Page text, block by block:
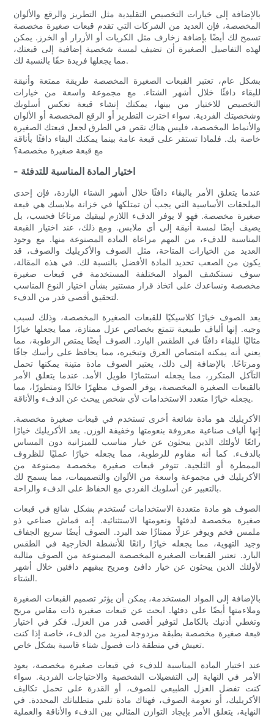
بالإضافة إلى خيارات التخصيص التقليدية مثل التطريز والرقع والألوان
المخصصة، فإن العديد من الشركات التي تقدم قبعات صغيرة مخصصة
تسمح لك أيضًا بإضافة زخارف مثل الكريات أو الأزرار أو الخرز. يمكن
لهذه التفاصيل الصغيرة أن تضيف لمسة شخصية إضافية إلى قبعتك،
مما يجعلها فريدة حقًا بالنسبة لك.
بشكل عام، تعتبر القبعات الصغيرة المخصصة طريقة ممتعة وأنيقة
للبقاء دافئًا خلال أشهر الشتاء. مع مجموعة واسعة من خيارات
التخصيص للاختيار من بينها، يمكنك إنشاء قبعة تعكس أسلوبك
وشخصيتك الفردية. سواء اخترت التطريز أو الرقع المخصصة أو الألوان
والأنماط المخصصة، فليس هناك نقص في الطرق لجعل قبعتك الصغيرة
خاصة بك. فلماذا تستقر على قبعة عامة بينما يمكنك البقاء دافئًا بأناقة
مع قبعة صغيرة مخصصة؟
- اختيار المادة المناسبة للتدفئة
عندما يتعلق الأمر بالبقاء دافئًا خلال أشهر الشتاء الباردة، فإن إحدى
الملحقات الأساسية التي يجب أن تمتلكها في خزانة ملابسك هي قبعة
صغيرة مخصصة. فهو لا يوفر الدفء اللازم ليبقيك مرتاحًا فحسب، بل
يضيف أيضًا لمسة أنيقة إلى أي ملابس. ومع ذلك، عند اختيار القبعة
المناسبة للدفء، من المهم مراعاة المادة المصنوعة منها. مع وجود
العديد من الخيارات المتاحة، مثل الصوف والأكريليك والصوف، قد
يكون من الصعب تحديد المادة الأفضل بالنسبة لك. في هذه المقالة،
سوف نستكشف المواد المختلفة المستخدمة في قبعات صغيرة
مخصصة ونساعدك على اتخاذ قرار مستنير بشأن اختيار النوع المناسب
لتحقيق أقصى قدر من الدفء.
يعد الصوف خيارًا كلاسيكيًا للقبعات الصغيرة المخصصة، وذلك لسبب
وجيه. إنها ألياف طبيعية تتمتع بخصائص عزل ممتازة، مما يجعلها خيارًا
مثاليًا للبقاء دافئًا في الطقس البارد. الصوف أيضًا يمتص الرطوبة، مما
يعني أنه يمكنه امتصاص العرق وتبخيره، مما يحافظ على رأسك جافًا
ومرتاحًا. بالإضافة إلى ذلك، يعتبر الصوف مادة متينة يمكنها تحمل
التآكل المتكرر، مما يجعله استثمارًا طويل الأمد. عندما يتعلق الأمر
بالقبعات الصغيرة المخصصة، يوفر الصوف مظهرًا خالدًا ومتطورًا، مما
يجعله خيارًا متعدد الاستخدامات لأي شخص يبحث عن الدفء والأناقة.
الأكريليك هو مادة شائعة أخرى تستخدم في قبعات صغيرة مخصصة.
إنها ألياف صناعية معروفة بنعومتها وخفيفة الوزن. يعد الأكريليك خيارًا
رائعًا لأولئك الذين يبحثون عن خيار مناسب للميزانية دون المساس
بالدفء. كما أنه مقاوم للرطوبة، مما يجعله خيارًا عمليًا للظروف
الممطرة أو الثلجية. تتوفر قبعات صغيرة مخصصة مصنوعة من
الأكريليك في مجموعة واسعة من الألوان والتصميمات، مما يسمح لك
بالتعبير عن أسلوبك الفردي مع الحفاظ على الدفء والراحة.
الصوف هو مادة متعددة الاستخدامات تُستخدم بشكل شائع في قبعات
صغيرة مخصصة لدفئها ونعومتها الاستثنائية. إنه قماش صناعي ذو
ملمس فخم ويوفر عزلًا ممتازًا ضد البرد. الصوف أيضًا سريع الجفاف
وجيد التهوية، مما يجعله خيارًا رائعًا للأنشطة الخارجية في الطقس
البارد. تعتبر القبعات الصغيرة المخصصة المصنوعة من الصوف مثالية
لأولئك الذين يبحثون عن خيار دافئ ومريح يبقيهم دافئين خلال أشهر
الشتاء.
بالإضافة إلى المواد المستخدمة، يمكن أن يؤثر تصميم القبعات الصغيرة
وملاءمتها أيضًا على دفئها. ابحث عن قبعات صغيرة ذات مقاس مريح
وتغطي أذنيك بالكامل لتوفير أقصى قدر من العزل. فكر في اختيار
قبعة صغيرة مخصصة بطبقة مزدوجة لمزيد من الدفء، خاصة إذا كنت
تعيش في منطقة ذات فصول شتاء قاسية بشكل خاص.
عند اختيار المادة المناسبة للدفء في قبعات صغيرة مخصصة، يعود
الأمر في النهاية إلى التفضيلات الشخصية والاحتياجات الفردية. سواء
كنت تفضل العزل الطبيعي للصوف، أو القدرة على تحمل تكاليف
الأكريليك، أو نعومة الصوف، فهناك مادة تلبي متطلباتك المحددة. في
النهاية، يتعلق الأمر بإيجاد التوازن المثالي بين الدفء والأناقة والعملية